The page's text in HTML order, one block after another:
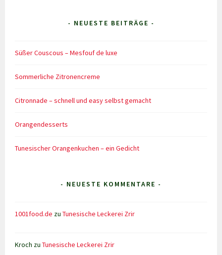
- NEUESTE BEITRÄGE -
Süßer Couscous – Mesfouf de luxe
Sommerliche Zitronencreme
Citronnade – schnell und easy selbst gemacht
Orangendesserts
Tunesischer Orangenkuchen – ein Gedicht
- NEUESTE KOMMENTARE -
1001food.de zuTunesische Leckerei Zrir
Kroch zuTunesische Leckerei Zrir